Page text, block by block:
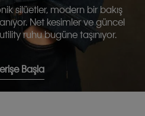
silüetler, modern bir bakış
Net kesimler ve güncel
ruhu bugüne taşınıyor.
Başla